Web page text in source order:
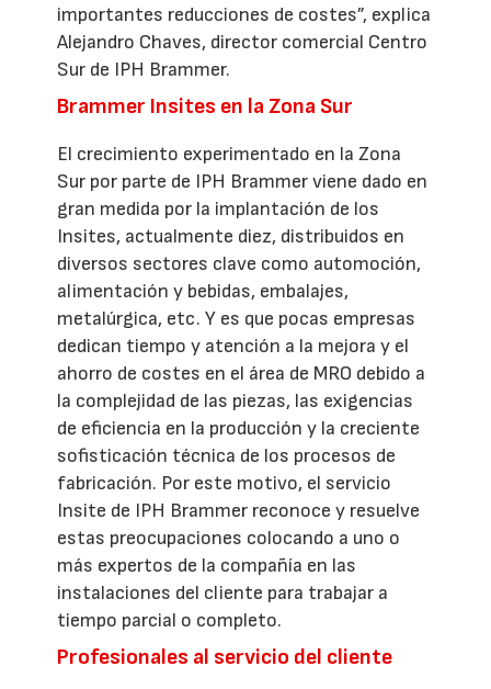
importantes reducciones de costes”, explica
Alejandro Chaves, director comercial Centro
Sur de IPH Brammer.
Brammer Insites en la Zona Sur
El crecimiento experimentado en la Zona
Sur por parte de IPH Brammer viene dado en
gran medida por la implantación de los
Insites, actualmente diez, distribuidos en
diversos sectores clave como automoción,
alimentación y bebidas, embalajes,
metalúrgica, etc. Y es que pocas empresas
dedican tiempo y atención a la mejora y el
ahorro de costes en el área de MRO debido a
la complejidad de las piezas, las exigencias
de eficiencia en la producción y la creciente
sofisticación técnica de los procesos de
fabricación. Por este motivo, el servicio
Insite de IPH Brammer reconoce y resuelve
estas preocupaciones colocando a uno o
más expertos de la compañía en las
instalaciones del cliente para trabajar a
tiempo parcial o completo.
Profesionales al servicio del cliente